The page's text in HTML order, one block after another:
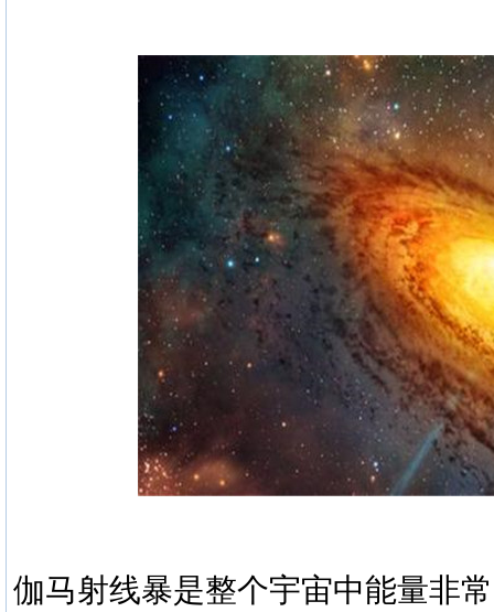
伽马射线暴是整个宇宙中能量非